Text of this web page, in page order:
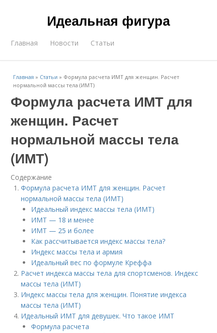
Идеальная фигура
Главная Новости Статьи
Главная » Статьи » Формула расчета ИМТ для женщин. Расчет
нормальной массы тела (ИМТ)
Формула расчета ИМТ для
женщин. Расчет
нормальной массы тела
(ИМТ)
Содержание
Формула расчета ИМТ для женщин. Расчет
нормальной массы тела (ИМТ)
Идеальный индекс массы тела (ИМТ)
ИМТ — 18 и менее
ИМТ — 25 и более
Как рассчитывается индекс массы тела?
Индекс массы тела и армия
Идеальный вес по формуле Креффа
Расчет индекса массы тела для спортсменов. Индекс
массы тела (ИМТ)
Индекс массы тела для женщин. Понятие индекса
массы тела (ИМТ)
Идеальный ИМТ для девушек. Что такое ИМТ
Формула расчета